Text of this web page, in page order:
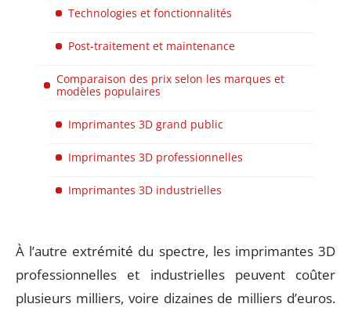
Technologies et fonctionnalités
Post-traitement et maintenance
Comparaison des prix selon les marques et
modèles populaires
Imprimantes 3D grand public
Imprimantes 3D professionnelles
Imprimantes 3D industrielles
À l’autre extrémité du spectre, les imprimantes 3D
professionnelles et industrielles peuvent coûter
plusieurs milliers, voire dizaines de milliers d’euros.